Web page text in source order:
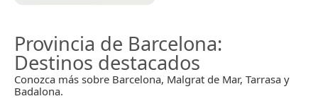
Provincia de Barcelona:
Destinos destacados
Conozca más sobre Barcelona, Malgrat de Mar, Tarrasa y
Badalona.